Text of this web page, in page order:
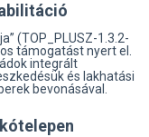
(TOP_PLUSZ-1.3.2-
támogatást nyert el.
integrált
és lakhatási
bevonásával.